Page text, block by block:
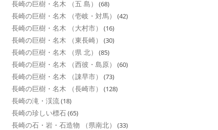
長崎の巨樹・名木 （五 島） (68)
長崎の巨樹・名木 （壱岐・対馬） (42)
長崎の巨樹・名木 （大村市） (16)
長崎の巨樹・名木 （東長崎） (30)
長崎の巨樹・名木 （県 北） (85)
長崎の巨樹・名木 （西彼・島原） (60)
長崎の巨樹・名木 （諌早市） (73)
長崎の巨樹・名木 （長崎市） (128)
長崎の滝・渓流(18)
長崎の珍しい標石(65)
長崎の石・岩・石造物 （県南北） (33)